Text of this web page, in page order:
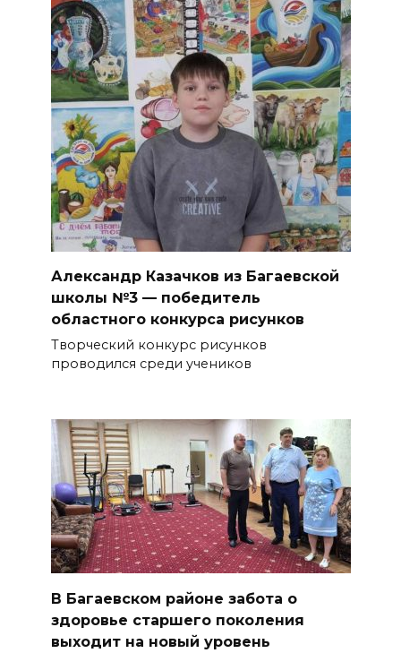
Александр Казачков из Багаевской
школы №3 — победитель
областного конкурса рисунков
Творческий конкурс рисунков
проводился среди учеников
В Багаевском районе забота о
здоровье старшего поколения
выходит на новый уровень